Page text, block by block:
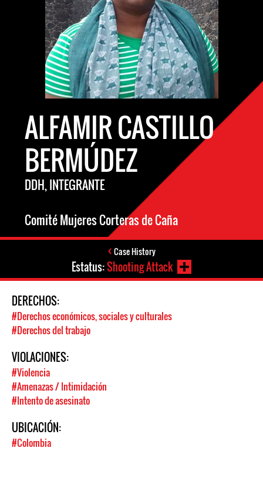
ALFAMIR CASTILLO
BERMÚDEZ
DDH, INTEGRANTE
Comité Mujeres Corteras de Caña
Case History
Estatus:Shooting Attack
DERECHOS:
#Derechos económicos, sociales y culturales
#Derechos del trabajo
VIOLACIONES:
#Violencia
#Amenazas / Intimidación
#Intento de asesinato
UBICACIÓN:
#Colombia